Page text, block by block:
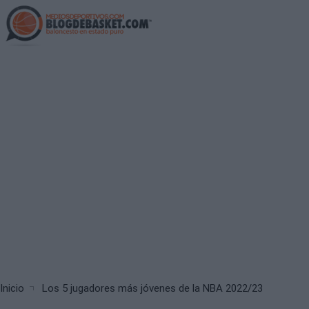
Skip
to
main
Breadcrumb
Inicio Los 5 jugadores más jóvenes de la NBA 2022/23